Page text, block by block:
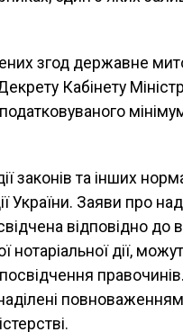
згод державне
Кабінету
законів та інших
України. Заяви про
відповідно до
дії,
правочинів.